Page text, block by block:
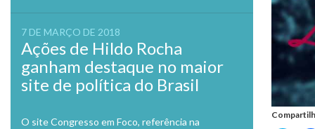
7 DE MARÇO DE 2018
Ações de Hildo Rocha
ganham destaque no maior
site de política do Brasil
O site Congresso em Foco, referência na